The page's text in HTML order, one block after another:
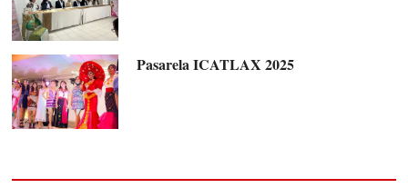
Pasarela ICATLAX 2025